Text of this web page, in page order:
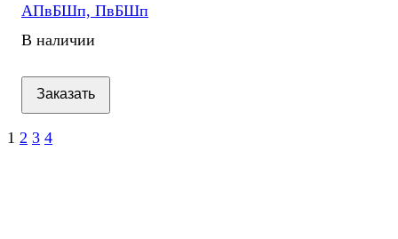
АПвБШп, ПвБШп
В наличии
Заказать
1 2 3 4